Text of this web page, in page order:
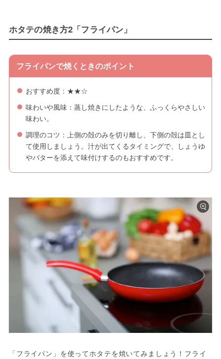
ホタテの焼き方2「フライパン」
フライパンで焼くときのポイント
おすすめ度：★★☆
味わいや風味：蒸し焼きにしたような、ふっくらやさしい
味わい。
調理のコツ：上側の殻のみを切り離し、下側の殻は皿とし
て使用しましょう。汁が出てくるタイミングで、しょうゆ
やバターを添えて味付けするのもおすすめです。
「フライパン」を使ってホタテを焼いてみましょう！フライ